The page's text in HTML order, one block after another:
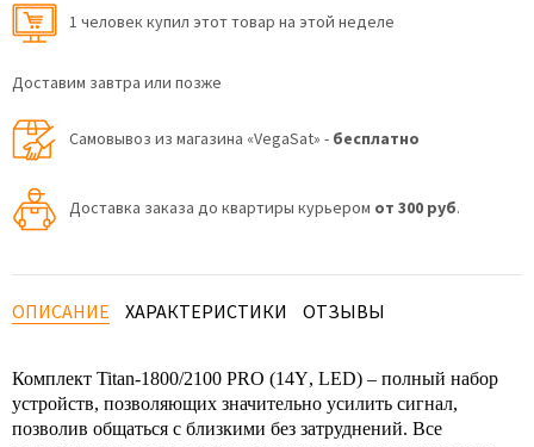
1 человек купил этот товар на этой неделе
Доставим завтра или позже
Самовывоз из магазина «VegaSat» - бесплатно
Доставка заказа до квартиры курьером от 300 руб.
ОПИСАНИЕ ХАРАКТЕРИСТИКИ ОТЗЫВЫ
Комплект Titan-1800/2100 PRO (14Y, LED) – полный набор
устройств, позволяющих значительно усилить сигнал,
позволив общаться с близкими без затруднений. Все